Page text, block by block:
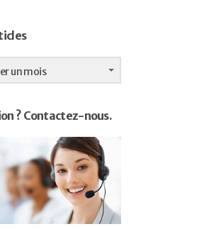
un mois
? Contactez-nous.